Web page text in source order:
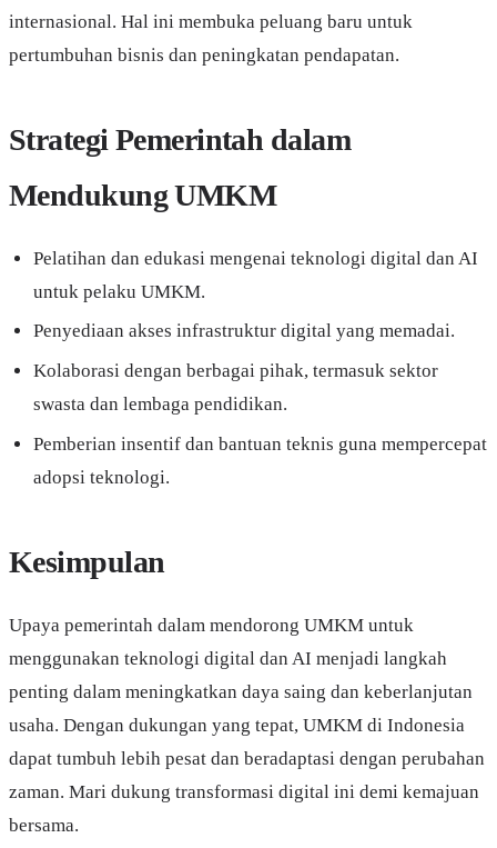
internasional. Hal ini membuka peluang baru untuk
pertumbuhan bisnis dan peningkatan pendapatan.
Strategi Pemerintah dalam
Mendukung UMKM
Pelatihan dan edukasi mengenai teknologi digital dan AI
untuk pelaku UMKM.
Penyediaan akses infrastruktur digital yang memadai.
Kolaborasi dengan berbagai pihak, termasuk sektor
swasta dan lembaga pendidikan.
Pemberian insentif dan bantuan teknis guna mempercepat
adopsi teknologi.
Kesimpulan
Upaya pemerintah dalam mendorong UMKM untuk
menggunakan teknologi digital dan AI menjadi langkah
penting dalam meningkatkan daya saing dan keberlanjutan
usaha. Dengan dukungan yang tepat, UMKM di Indonesia
dapat tumbuh lebih pesat dan beradaptasi dengan perubahan
zaman. Mari dukung transformasi digital ini demi kemajuan
bersama.